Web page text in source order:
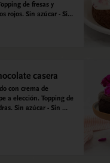
de fresas y
rojos. Sin azúcar - Sin
y coco. Endulzada con
casera
con crema de
a elección. Topping de
Sin azúcar - Sin